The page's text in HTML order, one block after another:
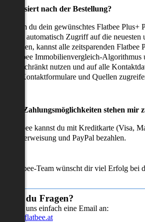
passiert nach der Bestellung?
du dein gewünschtes Flatbee Plus+
sofort automatisch Zugriff auf die neuesten
kannst alle zeitsparenden Flatbee
Flatbee Immobilienvergleich-Algorithmus
nutzen und auf alle
Kontaktformulare und Quellen
Zahlungsmöglichkeiten stehen mir
Flatbee kannst du mit Kreditkarte (Visa,
und PayPal bezahlen.
Flatbee-Team wünscht dir viel Erfolg bei
Hast du Fragen?
Sende uns einfach eine Email an:
info@flatbee.at